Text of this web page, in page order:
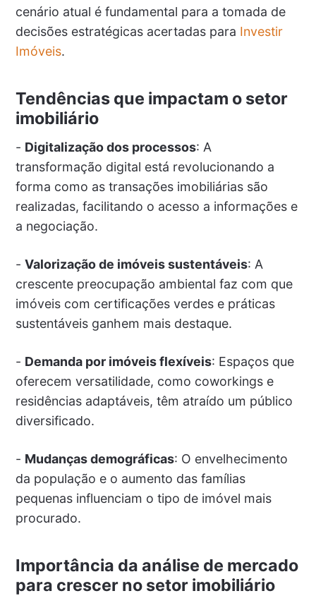
cenário atual é fundamental para a tomada de
decisões estratégicas acertadas para Investir
Imóveis.
Tendências que impactam o setor
imobiliário
- Digitalização dos processos: A
transformação digital está revolucionando a
forma como as transações imobiliárias são
realizadas, facilitando o acesso a informações e
a negociação.
- Valorização de imóveis sustentáveis: A
crescente preocupação ambiental faz com que
imóveis com certificações verdes e práticas
sustentáveis ganhem mais destaque.
- Demanda por imóveis flexíveis: Espaços que
oferecem versatilidade, como coworkings e
residências adaptáveis, têm atraído um público
diversificado.
- Mudanças demográficas: O envelhecimento
da população e o aumento das famílias
pequenas influenciam o tipo de imóvel mais
procurado.
Importância da análise de mercado
para crescer no setor imobiliário